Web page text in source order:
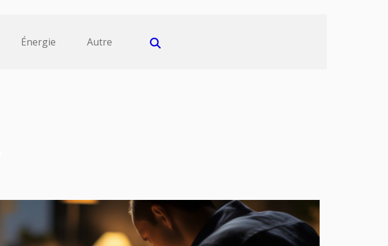
Énergie Autre